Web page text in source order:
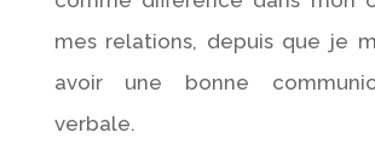
mes relations, depuis que je
avoir une bonne
verbale.